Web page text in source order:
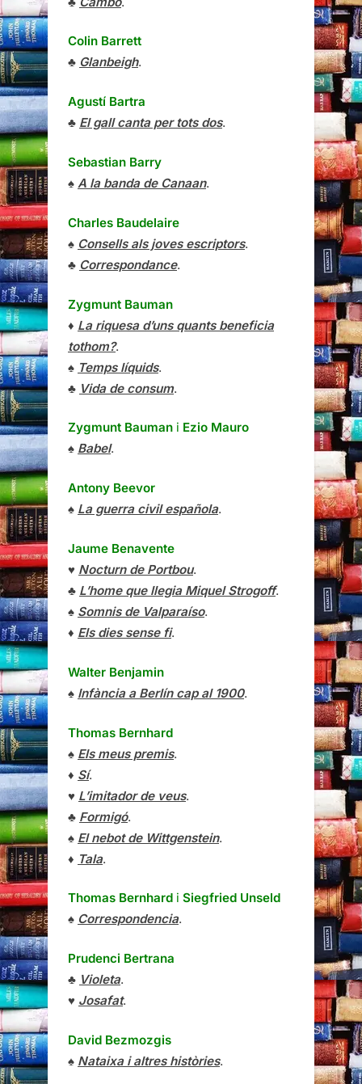
Colin Barrett
♣ Glanbeigh.
Agustí Bartra
♣ El gall canta per tots dos.
Sebastian Barry
♠ A la banda de Canaan.
Charles Baudelaire
♠ Consells als joves escriptors.
♣ Correspondance.
Zygmunt Bauman
♦ La riquesa d’uns quants beneficia
tothom?.
♠ Temps líquids.
♣ Vida de consum.
Zygmunt Bauman i Ezio Mauro
♠ Babel.
Antony Beevor
♠ La guerra civil española.
Jaume Benavente
♥ Nocturn de Portbou.
♣ L’home que llegia Miquel Strogoff.
♠ Somnis de Valparaíso.
♦ Els dies sense fi.
Walter Benjamin
♠ Infància a Berlín cap al 1900.
Thomas Bernhard
♠ Els meus premis.
♦ Sí.
♥ L’imitador de veus.
♣ Formigó.
♠ El nebot de Wittgenstein.
♦ Tala.
Thomas Bernhard i Siegfried Unseld
♠ Correspondencia.
Prudenci Bertrana
♣ Violeta.
♥ Josafat.
David Bezmozgis
♠ Nataixa i altres històries.